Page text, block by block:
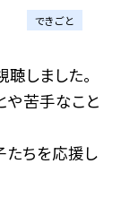
できごと
しました。
苦手なこと
たちを応援し